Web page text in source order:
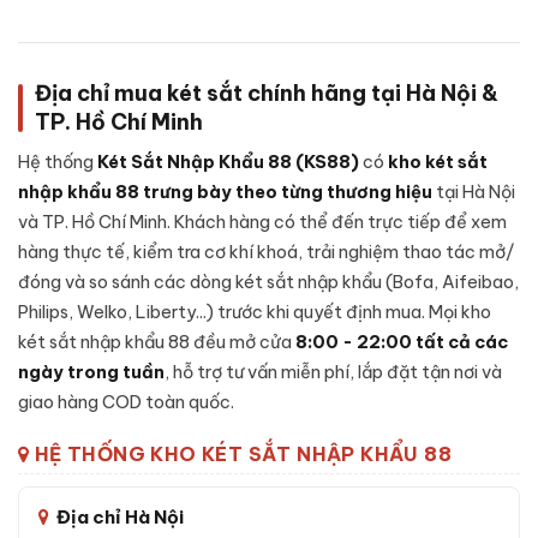
Cấu tạo Két sắt Liberty LB58-S10-PRO-
G vân tay điện tử màu gold chính hãng
Một trong những điểm tạo nên độ tin cậy của
Két sắt Liberty
LB60-S10-PRO-G vân tay điện tử màu gold chính hãng
là cấu tạo bên trong - dưới đây là các thành phần chính của
sản phẩm:
Vỏ ngoài: Thép tấm dày dặn, xử lý chống gỉ và sơn tĩnh
điện chống bong tróc theo thời gian.
Vỏ trong:Thép tấm gia cố, đổbê-tông chống cháykết
hợp lớp vật liệu cách nhiệt chuyên dụng giúp bảo vệ tài sản
khi gặp nhiệt độ cao và độ ẩm.
cạy phá, đệm cao su chống khói thoát khi xảy ra hoả hoạn.
ngàm cài chống khoan và đục phá.
Địa chỉ mua két sắt chính hãng tại Hà Nội &
TP. Hồ Chí Minh
Hệ thống Két Sắt Nhập Khẩu 88 (KS88)có kho két sắt
nhập khẩu 88 trưng bày theo từng thương hiệu tại Hà Nội
và TP. Hồ Chí Minh. Khách hàng có thể đến trực tiếp để xem
hàng thực tế, kiểm tra cơ khí khoá, trải nghiệm thao tác mở/
đóng và so sánh các dòng két sắt nhập khẩu (Bofa, Aifeibao,
Philips, Welko, Liberty...) trước khi quyết định mua. Mọi kho
két sắt nhập khẩu 88 đều mở cửa 8:00 - 22:00 tất cả các
ngày trong tuần, hỗ trợ tư vấn miễn phí, lắp đặt tận nơi và
giao hàng COD toàn quốc.
HỆ THỐNG KHO KÉT SẮT NHẬP KHẨU 88
Địa chỉ Hà Nội